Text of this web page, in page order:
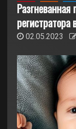
регистратора
02.05.2023